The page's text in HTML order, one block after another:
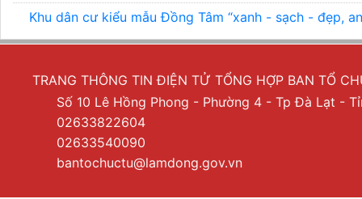
Khu dân cư kiểu mẫu Đồng Tâm “xanh - sạch - đẹp,
TRANG THÔNG TIN ĐIỆN TỬ TỔNG HỢP BAN TỔ
Số 10 Lê Hồng Phong - Phường 4 - Tp Đà Lạt -
02633822604
02633540090
bantochuctu@lamdong.gov.vn